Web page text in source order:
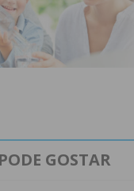
GOSTAR